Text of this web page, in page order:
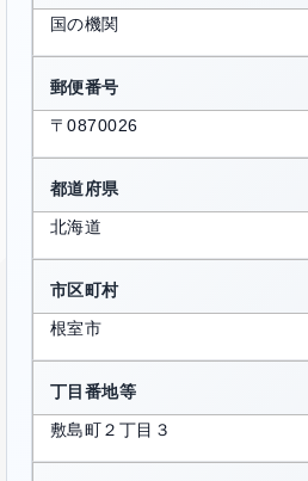
国の機関
郵便番号
〒0870026
都道府県
北海道
市区町村
根室市
丁目番地等
敷島町２丁目３